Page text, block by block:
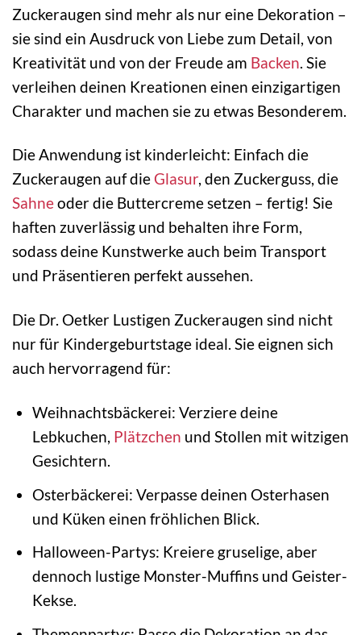
Zuckeraugen sind mehr als nur eine Dekoration –
sie sind ein Ausdruck von Liebe zum Detail, von
Kreativität und von der Freude am Backen . Sie
verleihen deinen Kreationen einen einzigartigen
Charakter und machen sie zu etwas Besonderem.
Die Anwendung ist kinderleicht: Einfach die
Zuckeraugen auf die Glasur, den Zuckerguss, die
Sahneoder die Buttercreme setzen – fertig! Sie
haften zuverlässig und behalten ihre Form,
sodass deine Kunstwerke auch beim Transport
und Präsentieren perfekt aussehen.
Die Dr. Oetker Lustigen Zuckeraugen sind nicht
nur für Kindergeburtstage ideal. Sie eignen sich
auch hervorragend für:
Weihnachtsbäckerei: Verziere deine
Lebkuchen, Plätzchen und Stollen mit witzigen
Gesichtern.
Osterbäckerei: Verpasse deinen Osterhasen
und Küken einen fröhlichen Blick.
Halloween-Partys: Kreiere gruselige, aber
dennoch lustige Monster-Muffins und Geister-
Kekse.